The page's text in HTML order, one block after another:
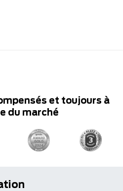
et toujours à
du marché